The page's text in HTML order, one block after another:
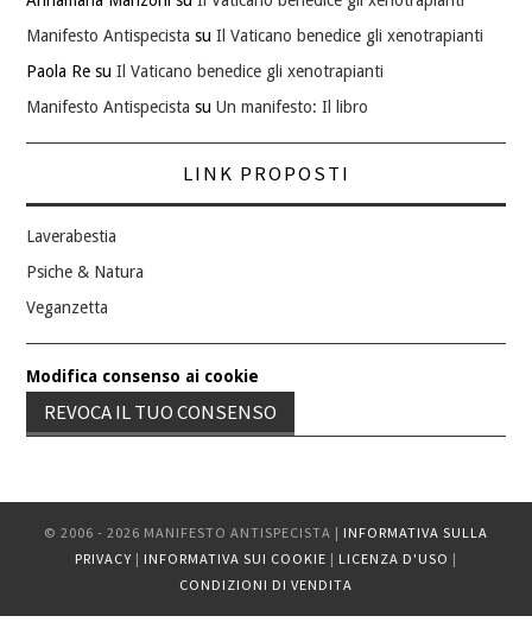
Manifesto Antispecista suIl Vaticano benedice gli xenotrapianti
Paola Re suIl Vaticano benedice gli xenotrapianti
Manifesto Antispecista suUn manifesto: Il libro
LINK PROPOSTI
Laverabestia
Psiche & Natura
Veganzetta
Modifica consenso ai cookie
REVOCA IL TUO CONSENSO
© 2006 - 2026 MANIFESTO ANTISPECISTA | INFORMATIVA SULLA
PRIVACY | INFORMATIVA SUI COOKIE | LICENZA D'USO |
CONDIZIONI DI VENDITA